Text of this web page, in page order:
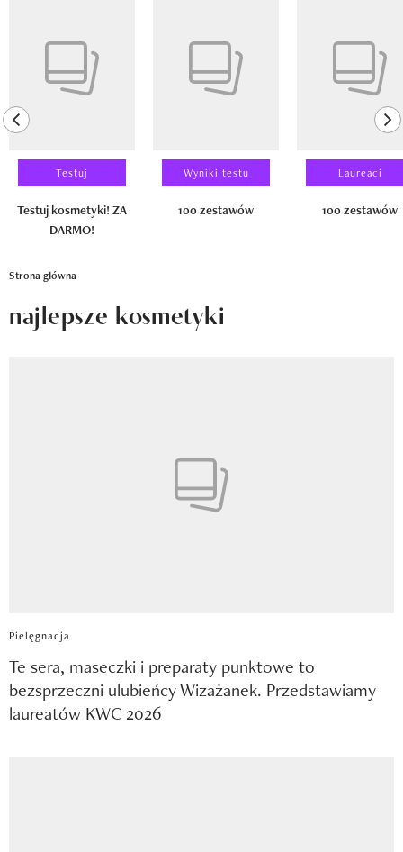
Wizaz Summer Influ School
Mój profil / Zarejestruj się
previous element
Testuj
Testuj kosmetyki! ZA
DARMO!
Wyniki testu
100 zestawów
Laureaci
100 zestawów
Strona główna
najlepsze kosmetyki
Pielęgnacja
Te sera, maseczki i preparaty punktowe to
bezsprzeczni ulubieńcy Wizażanek. Przedstawiamy
laureatów KWC 2026